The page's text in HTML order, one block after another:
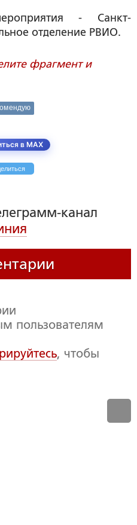
- Санкт-
отделение РВИО.
фрагмент и
в MAX
канал
пользователям
, чтобы